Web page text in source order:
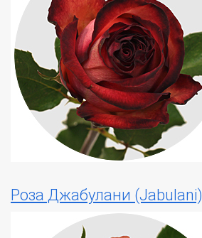
Роза Джабулани (Jabulani)